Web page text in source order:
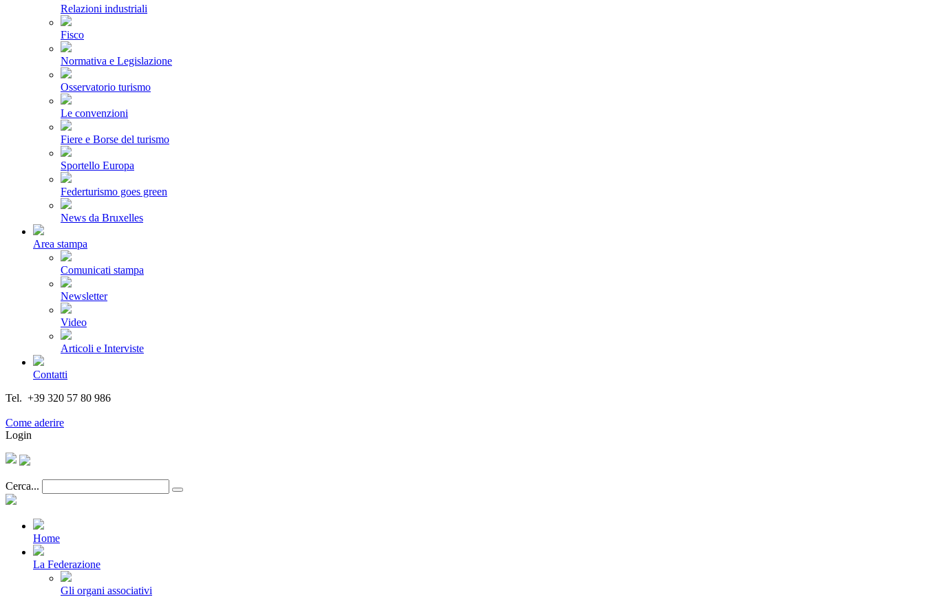
Relazioni industriali
Fisco
Normativa e Legislazione
Osservatorio turismo
Le convenzioni
Fiere e Borse del turismo
Sportello Europa
Federturismo goes green
News da Bruxelles
Area stampa
Comunicati stampa
Newsletter
Video
Articoli e Interviste
Contatti
Tel. +39 320 57 80 986
Come aderire
Login
Cerca...
Home
La Federazione
Gli organi associativi